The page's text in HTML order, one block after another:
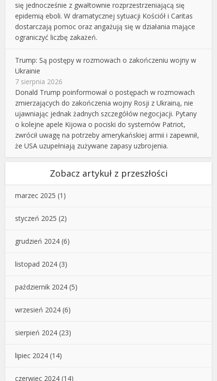
się jednocześnie z gwałtownie rozprzestrzeniającą się
epidemią eboli. W dramatycznej sytuacji Kościół i Caritas
dostarczają pomoc oraz angażują się w działania mające
ograniczyć liczbę zakażeń.
Trump: Są postępy w rozmowach o zakończeniu wojny w
Ukrainie
7 sierpnia 2026
Donald Trump poinformował o postępach w rozmowach
zmierzających do zakończenia wojny Rosji z Ukrainą, nie
ujawniając jednak żadnych szczegółów negocjacji. Pytany
o kolejne apele Kijowa o pociski do systemów Patriot,
zwrócił uwagę na potrzeby amerykańskiej armii i zapewnił,
że USA uzupełniają zużywane zapasy uzbrojenia.
Zobacz artykuł z przeszłości
marzec 2025 (1)
styczeń 2025 (2)
grudzień 2024 (6)
listopad 2024 (3)
październik 2024 (5)
wrzesień 2024 (6)
sierpień 2024 (23)
lipiec 2024 (14)
czerwiec 2024 (14)